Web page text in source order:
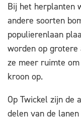
Bij het herplanten
andere soorten
populierenlaan
worden op grotere
ze meer ruimte
kroon op.
Op Twickel zijn de
delen van de